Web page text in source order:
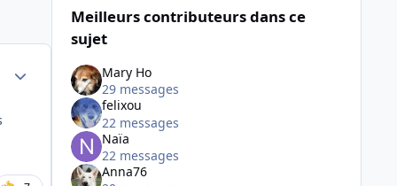
Author stats
Meilleurs contributeurs dans ce
sujet
Mary Ho
29 messages
felixou
22 messages
Naïa
22 messages
Anna76